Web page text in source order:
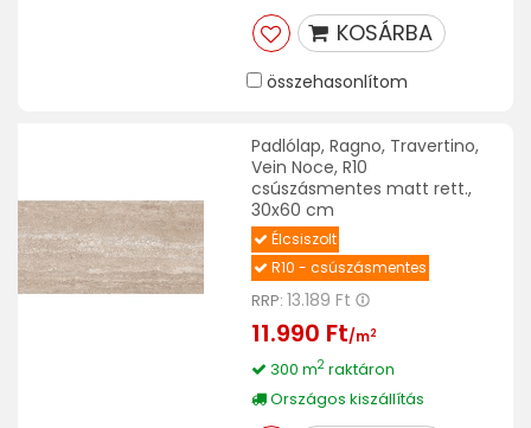
KOSÁRBA
összehasonlítom
Padlólap, Ragno, Travertino,
Vein Noce, R10
csúszásmentes matt rett.,
30x60 cm
Élcsiszolt
R10 - csúszásmentes
RRP: 13.189 Ft
11.990 Ft/m2
300 m2raktáron
Országos kiszállítás